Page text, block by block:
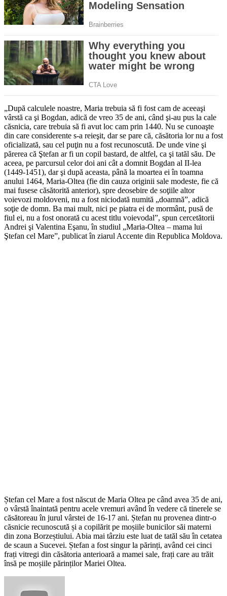
„După calculele noastre, Maria trebuia să fi fost cam de aceeaşi
vârstă ca şi Bogdan, adică de vreo 35 de ani, când şi-au pus la cale
căsnicia, care trebuia să fi avut loc cam prin 1440. Nu se cunoaşte
din care considerente s-a reieşit, dar se pare că, căsătoria lor nu a fost
oficializată, sau cel puţin nu a fost recunoscută. De unde vine şi
părerea că Ştefan ar fi un copil bastard, de altfel, ca şi tatăl său. De
aceea, pe parcursul celor doi ani cât a domnit Bogdan al II-lea
(1449-1451), dar şi după aceasta, până la moartea ei în toamna
anului 1464, Maria-Oltea (fie din cauza originii sale modeste, fie că
mai fusese căsătorită anterior), spre deosebire de soţiile altor
voievozi moldoveni, nu a fost niciodată numită „doamnă”, adică
soţie de domn. Ba mai mult, nici pe piatra ei de mormânt, pusă de
fiul ei, nu a fost onorată cu acest titlu voievodal”, spun cercetătorii
Andrei şi Valentina Eşanu, în studiul „Maria-Oltea – mama lui
Ştefan cel Mare”, publicat în ziarul Accente din Republica Moldova.
Ștefan cel Mare a fost născut de Maria Oltea pe când avea 35 de ani,
o vârstă înaintată pentru acele vremuri având în vedere că tinerele se
căsătoreau în jurul vârstei de 16-17 ani. Ștefan nu provenea dintr-o
căsnicie recunoscută și a copilărit pe moșiile bunicilor săi materni
din zona Borzeștiului. Abia mai târziu este luat de tatăl său în cetatea
de scaun a Sucevei. Ștefan a fost singur la părinți, având cei cinci
frați vitregi din căsătoria anterioară a mamei sale, frați care au trăit
însă pe moșiile părinților Mariei Oltea.